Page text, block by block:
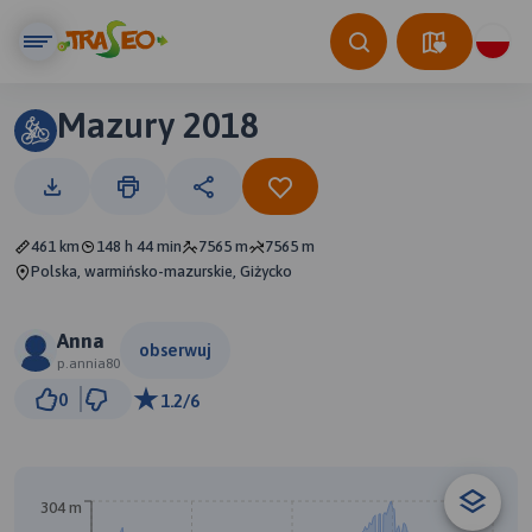
Mazury 2018
461 km 148 h 44 min 7565 m
7565 m
Polska, warmińsko-mazurskie, Giżycko
Anna
p.annia80
obserwuj
0 1.2/6
304 m